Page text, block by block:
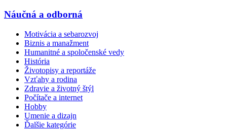
Náučná a odborná
Motivácia a sebarozvoj
Biznis a manažment
Humanitné a spoločenské vedy
História
Životopisy a reportáže
Vzťahy a rodina
Zdravie a životný štýl
Počítače a internet
Hobby
Umenie a dizajn
Ďalšie kategórie